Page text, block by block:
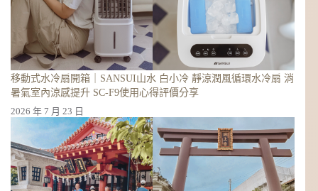
移動式水冷扇開箱｜SANSUI山水 白小冷 靜涼潤風循環水冷扇 消
暑氣室內涼感提升 SC-F9使用心得評價分享
2026 年 7 月 23 日